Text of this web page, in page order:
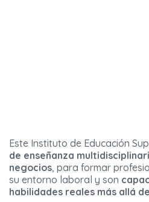
Este Instituto de Educación
de enseñanza
negocios, para formar
su entorno laboral y son
habilidades reales más allá